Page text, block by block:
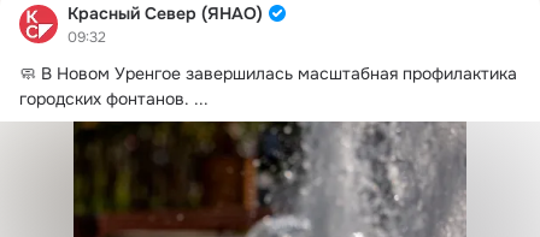
Красный Север (ЯНАО)
09:32
🧼 В Новом Уренгое завершилась масштабная профилактика
городских фонтанов. ...